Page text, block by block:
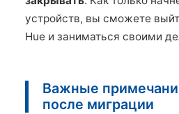
устройств, вы сможете
Hue и заниматься своими
Важные
после миграции